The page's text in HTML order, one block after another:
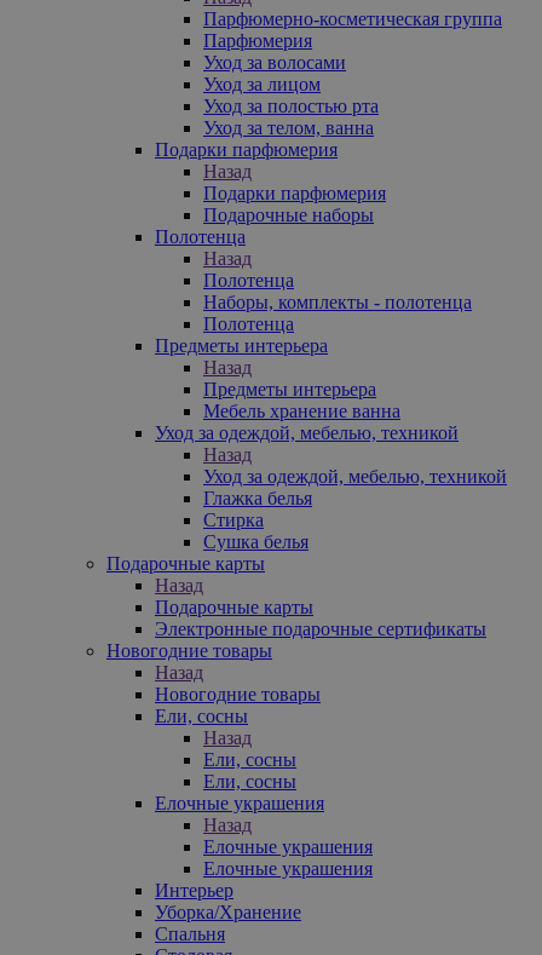
Парфюмерно-косметическая группа
Парфюмерия
Уход за волосами
Уход за лицом
Уход за полостью рта
Уход за телом, ванна
Подарки парфюмерия
Назад
Подарки парфюмерия
Подарочные наборы
Полотенца
Назад
Полотенца
Наборы, комплекты - полотенца
Полотенца
Предметы интерьера
Назад
Предметы интерьера
Мебель хранение ванна
Уход за одеждой, мебелью, техникой
Назад
Уход за одеждой, мебелью, техникой
Глажка белья
Стирка
Сушка белья
Подарочные карты
Назад
Подарочные карты
Электронные подарочные сертификаты
Новогодние товары
Назад
Новогодние товары
Ели, сосны
Назад
Ели, сосны
Ели, сосны
Елочные украшения
Назад
Елочные украшения
Елочные украшения
Интерьер
Уборка/Хранение
Спальня